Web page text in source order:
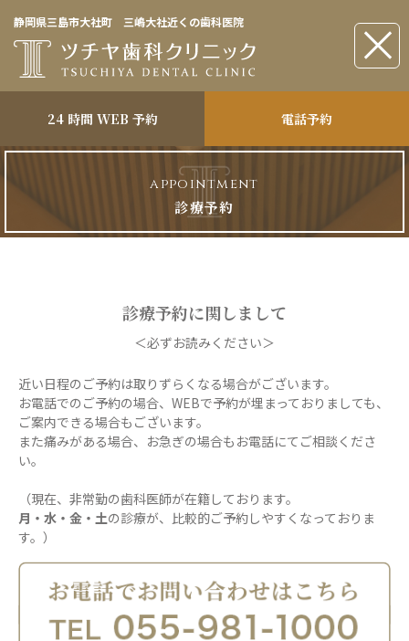
静岡県三島市大社町 三嶋大社近くの歯科医院
appo intm ent
診療予約
診療予約に関しまして
＜必ずお読みください＞
近い日程のご予約は取りずらくなる場合がございます。
お電話でのご予約の場合、WEBで予約が埋まっておりましても、
ご案内できる場合もございます。
また痛みがある場合、お急ぎの場合もお電話にてご相談くださ
い。
（現在、非常勤の歯科医師が在籍しております。
月・水・金・土の診療が、比較的ご予約しやすくなっておりま
す。）
24 時間 WEB 予約 電話予約